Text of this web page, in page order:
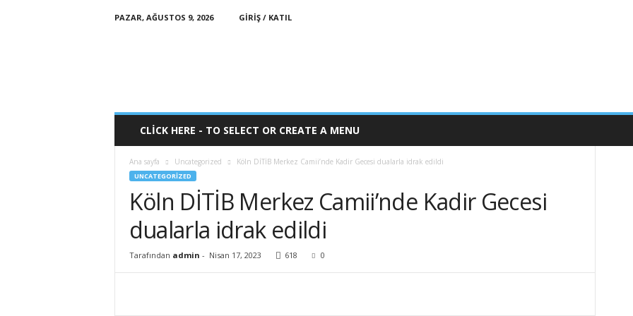
PAZAR, AĞUSTOS 9, 2026
GIRIŞ / KATIL
CLICK HERE - TO SELECT OR CREATE A MENU
Ana sayfa Uncategorized Köln DİTİB Merkez Camii’nde Kadir Gecesi dualarla idrak edildi
UNCATEGORIZED
Köln DİTİB Merkez Camii’nde Kadir Gecesi
dualarla idrak edildi
Tarafından admin - Nisan 17, 2023 618 0